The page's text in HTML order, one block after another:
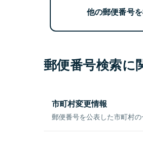
他の郵便番号
郵便番号検索に
市町村変更情報
郵便番号を公表した市町村